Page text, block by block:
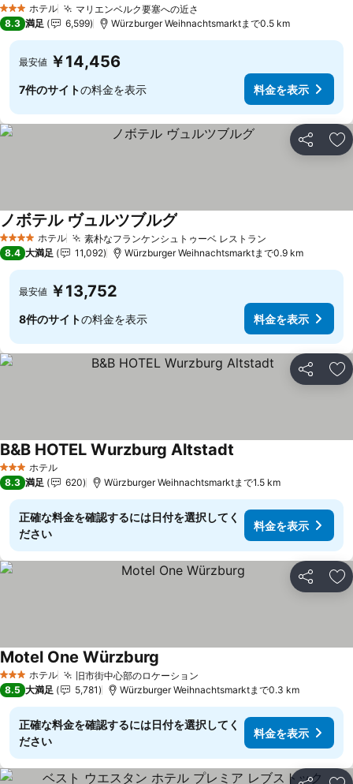
3 ホテルのランク
ホテル マリエンベルク要塞への近さ
8.3 満足 6,599 Würzburger Weihnachtsmarktまで0.5 km
最安値 ￥14,456
7件のサイトの料金を表示 料金を表示
シェア お
4 ホテルのランク
ホテル 素朴なフランケンシュトゥーベ レストラン
ノボテル ヴュルツブルグ
8.4 大満足 11,092 Würzburger Weihnachtsmarktまで0.9 km
最安値 ￥13,752
8件のサイトの料金を表示 料金を表示
シェア お
3 ホテルのランク
ホテル
B&B HOTEL Wurzburg Altstadt
8.3 満足 620 Würzburger Weihnachtsmarktまで1.5 km
正確な料金を確認するには日付を選択してく
ださい
料金を表示
シェア お
3 ホテルのランク
ホテル 旧市街中心部のロケーション
Motel One Würzburg
8.5 大満足 5,781 Würzburger Weihnachtsmarktまで0.3 km
正確な料金を確認するには日付を選択してく
ださい
料金を表示